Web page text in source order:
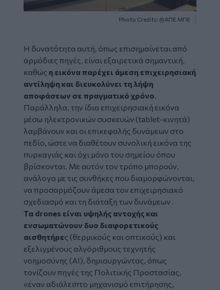
Photo Credits: @ΑΠΕ ΜΠΕ
Η δυνατότητα αυτή, όπως επισημαίνεται από
αρμόδιες πηγές, είναι εξαιρετικά σημαντική,
καθώς η εικόνα παρέχει άμεση επιχειρησιακή
αντίληψη και διευκολύνει τη λήψη
αποφάσεων σε πραγματικό χρόνο
Παράλληλα, την ίδια επιχειρησιακή εικόνα
μέσω ηλεκτρονικών συσκευών (tablet-κινητά)
λαμβάνουν και οι επικεφαλής δυνάμεων στο
πεδίο, ώστε να διαθέτουν συνολική εικόνα της
πυρκαγιάς και όχι μόνο του σημείου όπου
βρίσκονται. Με αυτόν τον τρόπο μπορούν,
ανάλογα με τις συνθήκες που διαμορφώνονται,
να προσαρμόζουν άμεσα τον επιχειρησιακό
σχεδιασμό και τη διάταξη των δυνάμεων .
Τα drones είναι υψηλής αντοχής και
ενσωματώνουν δυο διαφορετικούς
αισθητήρες (θερμικούς και οπτικούς) και
εξελιγμένους αλγόριθμους τεχνητής
νοημοσύνης (AI), δημιουργώντας, όπως
τονίζουν πηγές της Πολιτικής Προστασίας,
«έναν αδιάλειπτο μηχανισμό επιτήρησης,